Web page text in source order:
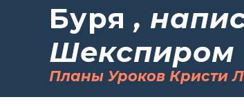
Буря ,
Шекспиром
Планы Уроков Кристи